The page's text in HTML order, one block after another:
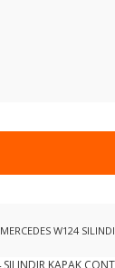
MERCEDES W124